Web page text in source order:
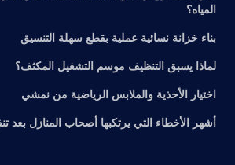
المياه؟
بناء خزانة نسائية عملية بقطع سهلة التنسيق
لماذا يسبق التنظيف موسم التشغيل المكثف؟
اختيار الأحذية والملابس الرياضية من نمشي
أشهر الأخطاء التي يرتكبها أصحاب المنازل بعد